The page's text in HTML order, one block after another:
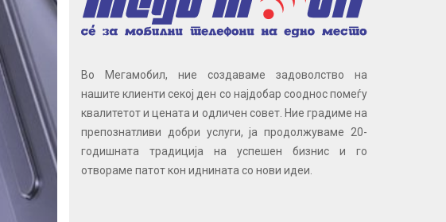
Во Мегамобил, ние создаваме задоволство на
нашите клиенти секој ден со најдобар сооднос помеѓу
квалитетот и цената и одличен совет. Ние градиме на
препознатливи добри услуги, ја продолжуваме 20-
годишната традиција на успешен бизнис и го
отвораме патот кон иднината со нови идеи.